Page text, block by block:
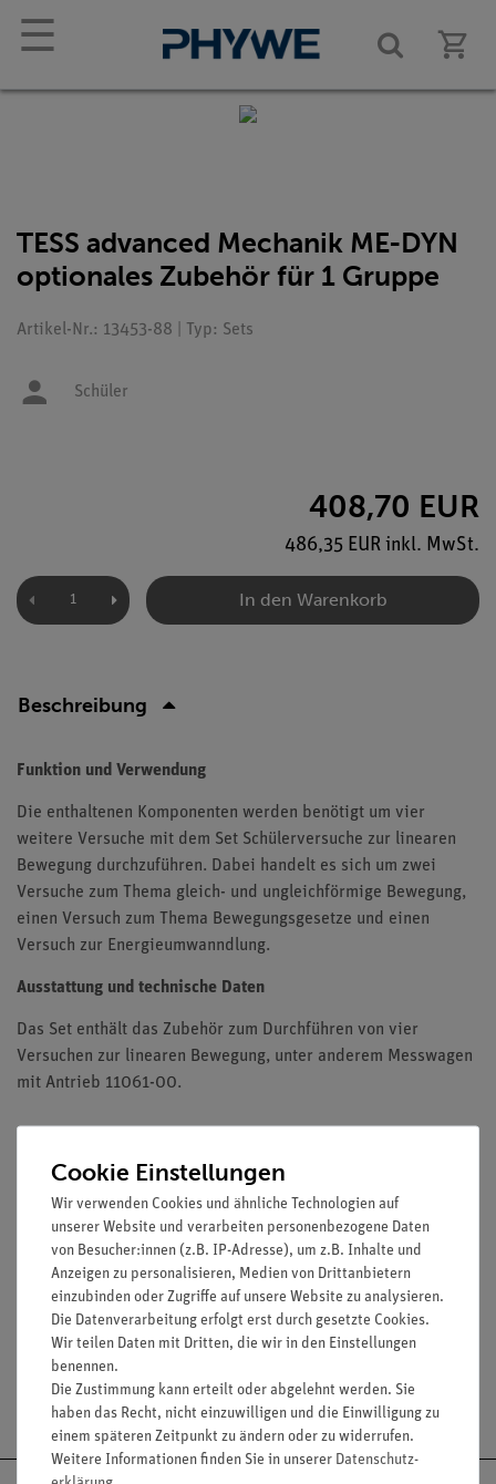
☰
TESS advanced Mechanik ME-DYN
optionales Zubehör für 1 Gruppe
Artikel-Nr.: 13453-88 | Typ: Sets
Schüler
408,70 EUR
486,35 EUR inkl. MwSt.
In den Warenkorb
Beschreibung
Funktion und Verwendung
Die enthaltenen Komponenten werden benötigt um vier
weitere Versuche mit dem Set Schülerversuche zur linearen
Bewegung durchzuführen. Dabei handelt es sich um zwei
Versuche zum Thema gleich- und ungleichförmige Bewegung,
einen Versuch zum Thema Bewegungsgesetze und einen
Versuch zur Energieumwanndlung.
Ausstattung und technische Daten
Das Set enthält das Zubehör zum Durchführen von vier
Versuchen zur linearen Bewegung, unter anderem Messwagen
mit Antrieb 11061-00.
Versuche
Lieferumfang
Media / Downloads
Versandkostenfrei ab 300,- €
Cookie Einstellungen
Wir verwenden Cookies und ähnliche Technologien auf
unserer Website und verarbeiten personenbezogene Daten
von Besucher:innen (z.B. IP-Adresse), um z.B. Inhalte und
Anzeigen zu personalisieren, Medien von Drittanbietern
einzubinden oder Zugriffe auf unsere Website zu analysieren.
Die Datenverarbeitung erfolgt erst durch gesetzte Cookies.
Wir teilen Daten mit Dritten, die wir in den Einstellungen
benennen.
Die Zustimmung kann erteilt oder abgelehnt werden. Sie
haben das Recht, nicht einzuwilligen und die Einwilligung zu
einem späteren Zeitpunkt zu ändern oder zu widerrufen.
Weitere Informationen finden Sie in unserer Daten­schutz­